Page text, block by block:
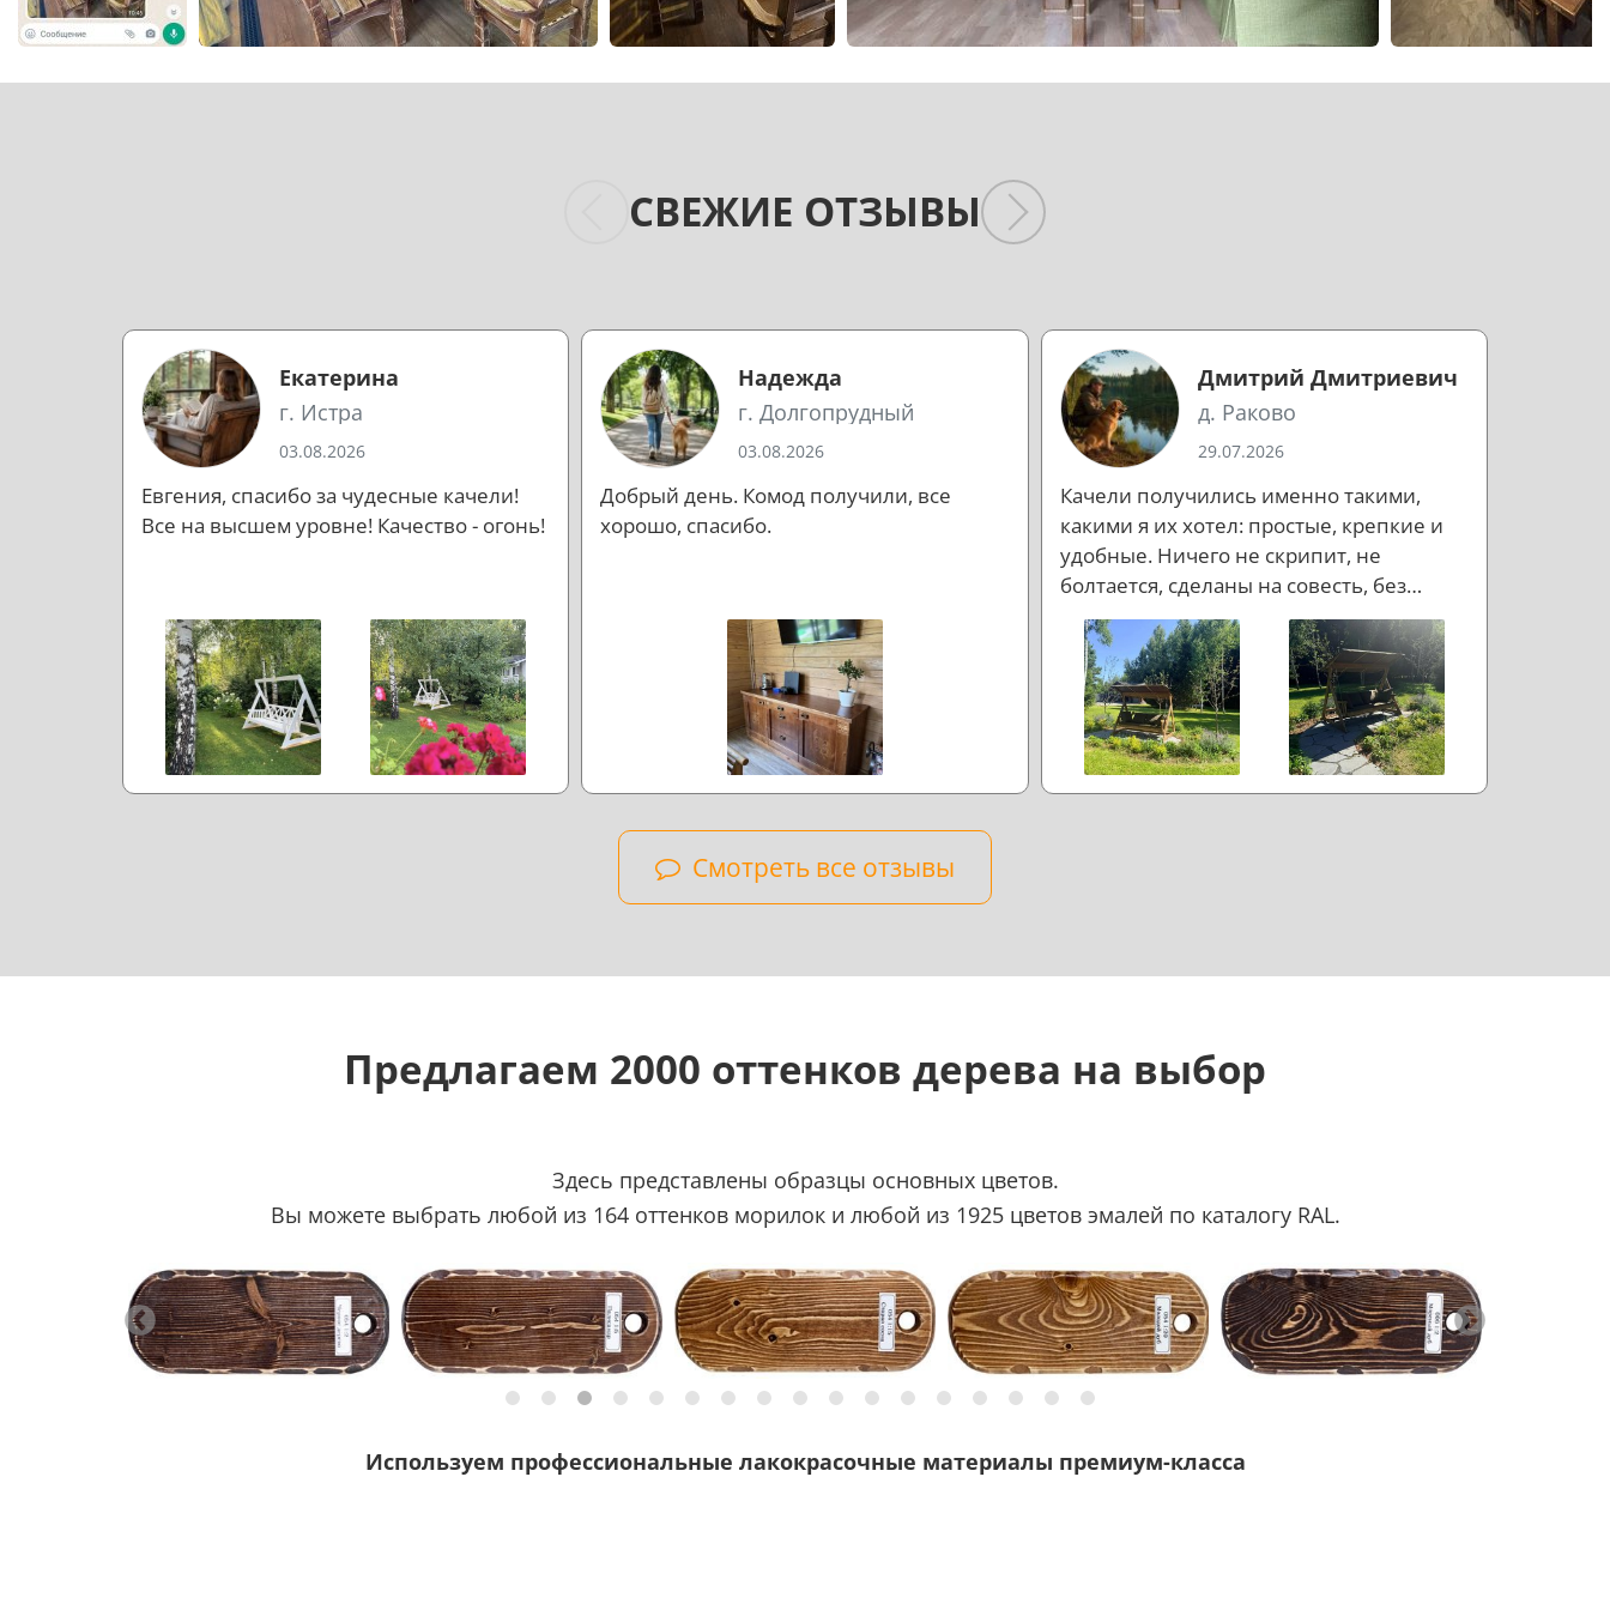
СВЕЖИЕ ОТЗЫВЫ
Екатерина
г. Истра
03.08.2026
Евгения, спасибо за чудесные качели!
Все на высшем уровне! Качество - огонь!
Надежда
г. Долгопрудный
03.08.2026
Добрый день. Комод получили, все
хорошо, спасибо.
Дмитрий Дмитриевич
д. Раково
29.07.2026
Качели получились именно такими,
какими я их хотел: простые, крепкие и
удобные. Ничего не скрипит, не
болтается, сделаны на совесть, без
лишнего пафоса, но с правильным
настроением. Если коротко: доволен.
Смотреть все отзывы
Предлагаем 2000 оттенков дерева на выбор
Здесь представлены образцы основных цветов.
Вы можете выбрать любой из 164 оттенков морилок и любой из 1925 цветов эмалей по каталогу RAL.
Используем профессиональные лакокрасочные материалы премиум-класса